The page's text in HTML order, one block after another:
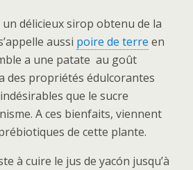
délicieux sirop obtenu de la
aussi poire de terre en
a une patate au goût
des propriétés édulcorantes
que le sucre
A ces bienfaits, viennent
de cette plante.
à cuire le jus de yacón jusqu’à